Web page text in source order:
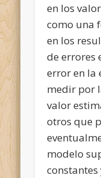
en los
como una
en los
de errores
error en la
medir por
valor
otros que
modelo